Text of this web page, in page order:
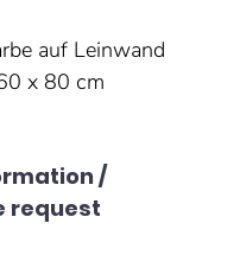
auf Leinwand
x 80 cm
/
request